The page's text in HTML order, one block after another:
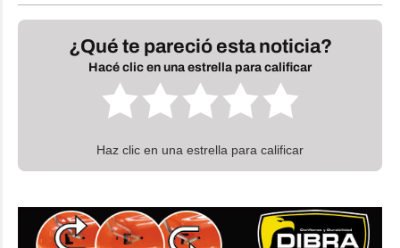
¿Qué te pareció esta noticia?
Hacé clic en una estrella para calificar
Haz clic en una estrella para calificar